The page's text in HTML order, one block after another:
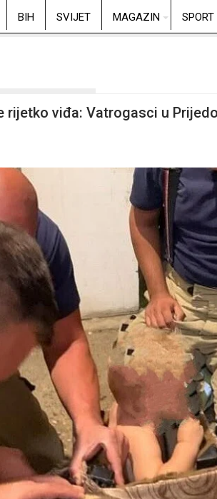
BIH SVIJET MAGAZIN SPORT
rijetko viđa: Vatrogasci u